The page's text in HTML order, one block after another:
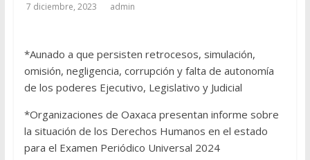
7 diciembre, 2023 admin
*Aunado a que persisten retrocesos, simulación,
omisión, negligencia, corrupción y falta de autonomía
de los poderes Ejecutivo, Legislativo y Judicial
*Organizaciones de Oaxaca presentan informe sobre
la situación de los Derechos Humanos en el estado
para el Examen Periódico Universal 2024